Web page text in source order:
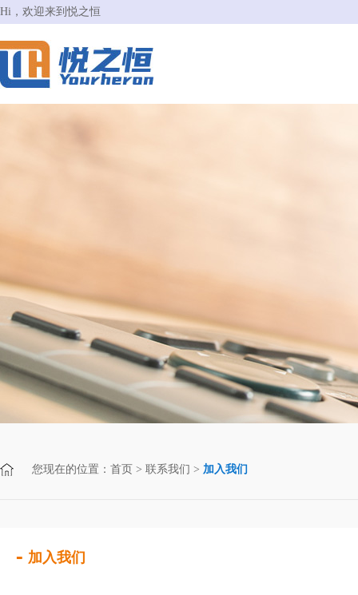
Hi，欢迎来到悦之恒
您现在的位置： 首页 > 联系我们 > 加入我们
加入我们